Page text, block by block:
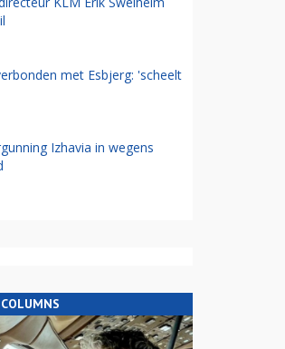
met Esbjerg: 'scheelt
Izhavia in wegens
COLUMNS